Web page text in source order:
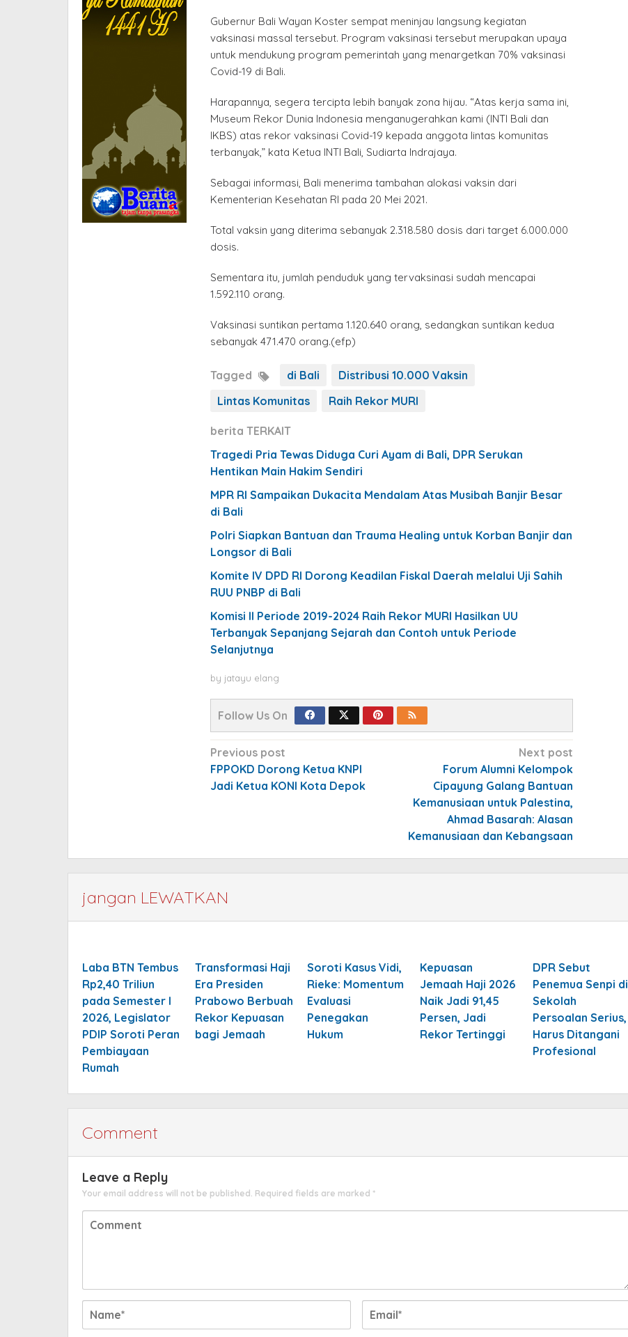
Gubernur Bali Wayan Koster sempat meninjau langsung kegiatan
vaksinasi massal tersebut. Program vaksinasi tersebut merupakan upaya
untuk mendukung program pemerintah yang menargetkan 70% vaksinasi
Covid-19 di Bali.
Harapannya, segera tercipta lebih banyak zona hijau. “Atas kerja sama ini,
Museum Rekor Dunia Indonesia menganugerahkan kami (INTI Bali dan
IKBS) atas rekor vaksinasi Covid-19 kepada anggota lintas komunitas
terbanyak,” kata Ketua INTI Bali, Sudiarta Indrajaya.
Sebagai informasi, Bali menerima tambahan alokasi vaksin dari
Kementerian Kesehatan RI pada 20 Mei 2021.
Total vaksin yang diterima sebanyak 2.318.580 dosis dari target 6.000.000
dosis.
Sementara itu, jumlah penduduk yang tervaksinasi sudah mencapai
1.592.110 orang.
Vaksinasi suntikan pertama 1.120.640 orang, sedangkan suntikan kedua
sebanyak 471.470 orang.(efp)
Tagged di Bali
Distribusi 10.000 Vaksin
Lintas Komunitas
Raih Rekor MURI
berita TERKAIT
Tragedi Pria Tewas Diduga Curi Ayam di Bali, DPR Serukan
Hentikan Main Hakim Sendiri
MPR RI Sampaikan Dukacita Mendalam Atas Musibah Banjir Besar
di Bali
Polri Siapkan Bantuan dan Trauma Healing untuk Korban Banjir dan
Longsor di Bali
Komite IV DPD RI Dorong Keadilan Fiskal Daerah melalui Uji Sahih
RUU PNBP di Bali
Komisi II Periode 2019-2024 Raih Rekor MURI Hasilkan UU
Terbanyak Sepanjang Sejarah dan Contoh untuk Periode
Selanjutnya
by jatayu elang
Follow Us On
Post
navigation
Previous post
FPPOKD Dorong Ketua KNPI
Jadi Ketua KONI Kota Depok
Next post
Forum Alumni Kelompok
Cipayung Galang Bantuan
Kemanusiaan untuk Palestina,
Ahmad Basarah: Alasan
Kemanusiaan dan Kebangsaan
jangan LEWATKAN
Laba BTN Tembus
Rp2,40 Triliun
pada Semester I
2026, Legislator
PDIP Soroti Peran
Pembiayaan
Rumah
Transformasi Haji
Era Presiden
Prabowo Berbuah
Rekor Kepuasan
bagi Jemaah
Soroti Kasus Vidi,
Rieke: Momentum
Evaluasi
Penegakan
Hukum
Kepuasan
Jemaah Haji 2026
Naik Jadi 91,45
Persen, Jadi
Rekor Tertinggi
DPR Sebut
Penemua Senpi di
Sekolah
Persoalan Serius,
Harus Ditangani
Profesional
Comment
Leave a Reply
Your email address will not be published. Required fields are marked *